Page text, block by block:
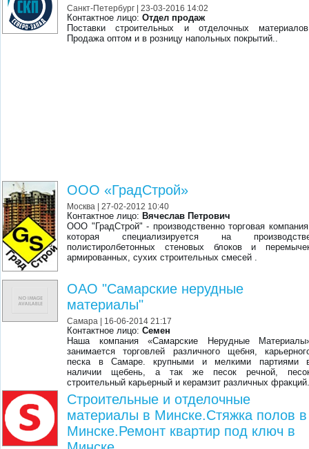
Санкт-Петербург | 23-03-2016 14:02
Контактное лицо:Отдел продаж
Поставки строительных и отделочных
Продажа оптом и в розницу напольных покрытий..
ООО «ГрадСтрой»
Москва | 27-02-2012 10:40
Контактное лицо: Вячеслав Петрович
ООО "ГрадСтрой" - производственно торговая
которая специализируется на
полистиролбетонных стеновых блоков и
армированных, сухих строительных смесей .
ОАО "Самарские нерудные
материалы"
Самара | 16-06-2014 21:17
Контактное лицо:Семен
Наша компания «Самарские Нерудные
занимается торговлей различного щебня,
песка в Самаре. крупными и мелкими партиями
наличии щебень, а так же песок речной,
строительный карьерный и керамзит различных
Строительные и отделочные
материалы в Минске.Стяжка полов в
Минске.Ремонт квартир под ключ в